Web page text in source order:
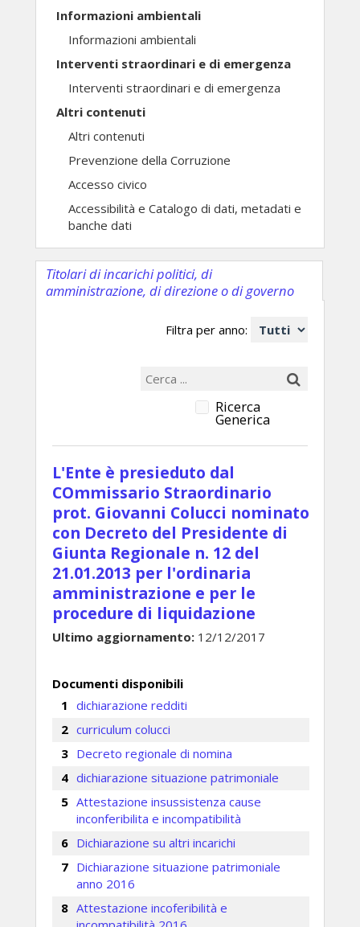
Informazioni ambientali
Informazioni ambientali
Interventi straordinari e di emergenza
Interventi straordinari e di emergenza
Altri contenuti
Altri contenuti
Prevenzione della Corruzione
Accesso civico
Accessibilità e Catalogo di dati, metadati e
banche dati
Titolari di incarichi politici, di
amministrazione, di direzione o di governo
Filtra per anno:
Ricerca
Generica
L'Ente è presieduto dal
COmmissario Straordinario
prot. Giovanni Colucci nominato
con Decreto del Presidente di
Giunta Regionale n. 12 del
21.01.2013 per l'ordinaria
amministrazione e per le
procedure di liquidazione
Ultimo aggiornamento: 12/12/2017
Documenti disponibili
dichiarazione redditi
curriculum colucci
Decreto regionale di nomina
dichiarazione situazione patrimoniale
Attestazione insussistenza cause
inconferibilita e incompatibilità
Dichiarazione su altri incarichi
Dichiarazione situazione patrimoniale
anno 2016
Attestazione incoferibilità e